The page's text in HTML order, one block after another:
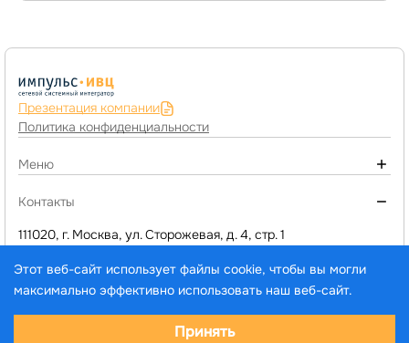
Презентация компании
Политика конфиденциальности
Меню
О компании
Программы 1C и сервисы
Контакты
111020, г. Москва, ул. Сторожевая, д. 4, стр. 1
d1@impuls-ivc.ru
© ООО «ИМПУЛЬС-ИВЦ», 2005–2026. Все права
Этот веб-сайт использует файлы cookie, чтобы вы могли
максимально эффективно использовать наш веб-сайт.
Выберите настройки cookie
Принять